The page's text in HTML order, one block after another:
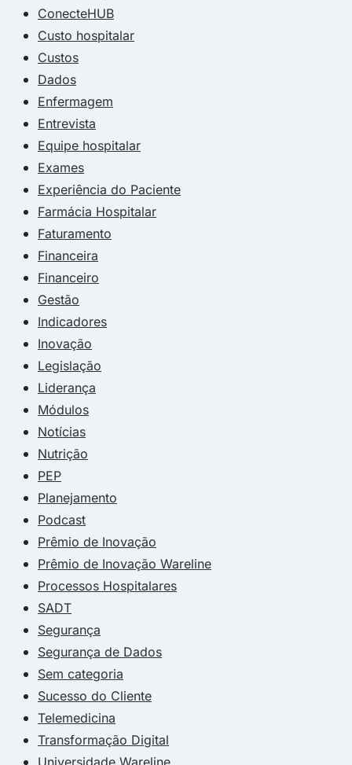
ConecteHUB
Custo hospitalar
Custos
Dados
Enfermagem
Entrevista
Equipe hospitalar
Exames
Experiência do Paciente
Farmácia Hospitalar
Faturamento
Financeira
Financeiro
Gestão
Indicadores
Inovação
Legislação
Liderança
Módulos
Notícias
Nutrição
PEP
Planejamento
Podcast
Prêmio de Inovação
Prêmio de Inovação Wareline
Processos Hospitalares
SADT
Segurança
Segurança de Dados
Sem categoria
Sucesso do Cliente
Telemedicina
Transformação Digital
Universidade Wareline